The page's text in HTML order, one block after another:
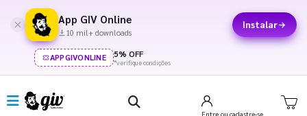
App GIV Online
10 mil+ downloads
Instalar
APPGIVONLINE 5% OFF
*verifique condições
Entre ou cadastre-se